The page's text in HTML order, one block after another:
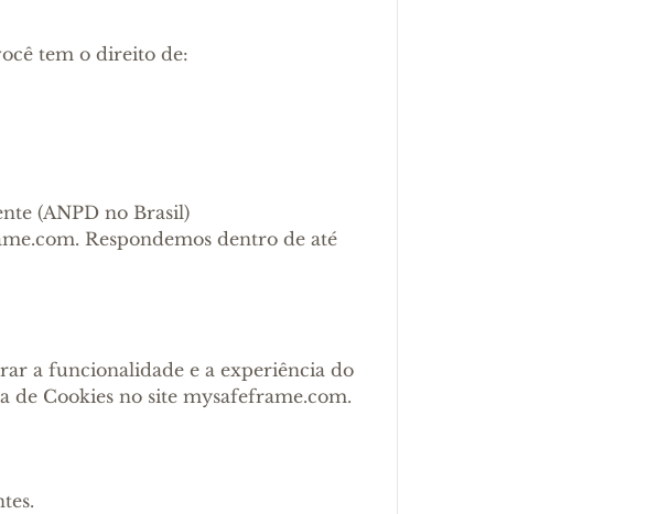
tem o direito de:
(ANPD no Brasil)
Respondemos dentro de até
a funcionalidade e a experiência do
de Cookies no site mysafeframe.com.